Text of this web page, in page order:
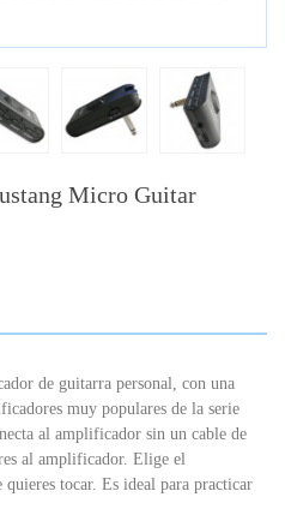
Micro Guitar
de guitarra personal, con una
muy populares de la serie
al amplificador sin un cable de
al amplificador. Elige el
tocar. Es ideal para practicar